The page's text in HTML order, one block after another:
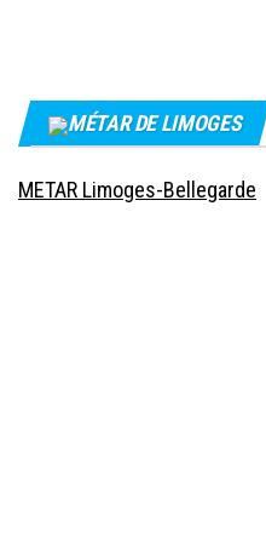
MÉTAR DE LIMOGES
METAR Limoges-Bellegarde